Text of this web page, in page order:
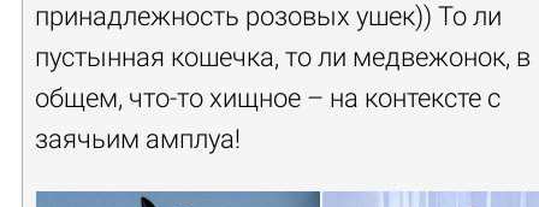
принадлежность розовых ушек)) То ли
пустынная кошечка, то ли медвежонок, в
общем, что-то хищное – на контексте с
заячьим амплуа!